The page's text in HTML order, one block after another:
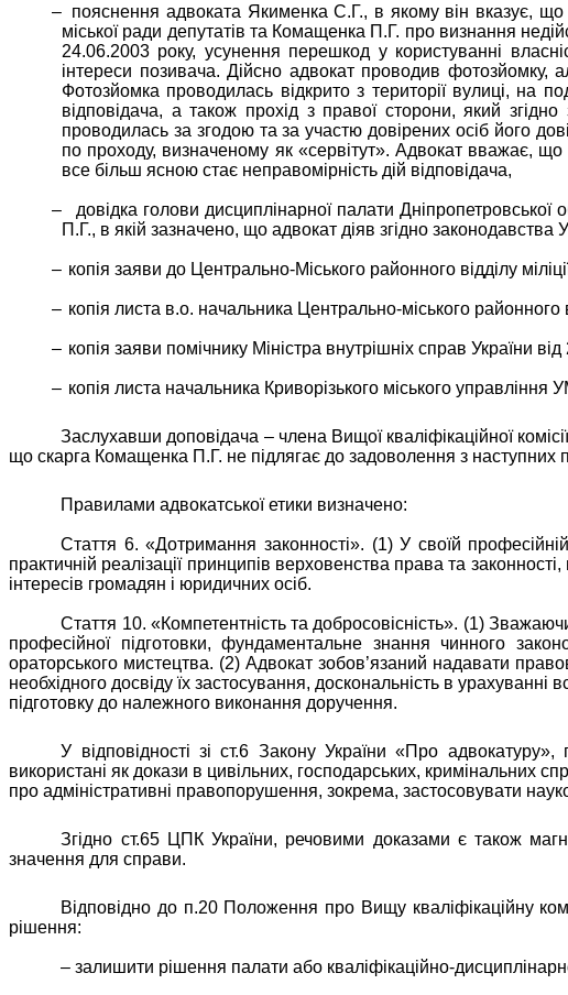
–
пояснення адвоката Якименка С.Г., в якому він вказує, що
міської ради депутатів та Комащенка П.Г. про визнання
24.06.2003 року, усунення перешкод у користуванні
інтереси позивача. Дійсно адвокат проводив фотозйомку,
Фотозйомка проводилась відкрито з території вулиці, на
відповідача, а також прохід з правої сторони, який
проводилась за згодою та за участю довірених осіб його
по проходу, визначеному як «сервітут». Адвокат вважає,
все більш ясною стає неправомірність дій відповідача,
–
довідка голови дисциплінарної палати
П.Г., в якій зазначено, що адвокат діяв згідно законодавства
– копія заяви до Центрально-Міського районного відділу
– копія листа в.о. начальника Центрально-міського районного
– копія заяви помічнику Міністра внутрішніх справ України
– копія листа начальника Криворізького міського
Заслухавши доповідача – члена Вищої кваліфікаційної
що скарга Комащенка П.Г. не підлягає до задоволення з наступних
Правилами адвокатської етики визначено:
Стаття 6. «Дотримання законності». (1) У своїй
практичній реалізації принципів верховенства права та
інтересів громадян і юридичних осіб.
Стаття 10. «Компетентність та добросовісність». (1)
професійної підготовки, фундаментальне знання чинного
ораторського мистецтва. (2) Адвокат зобов’язаний надавати
необхідного досвіду їх застосування, доскональність в
підготовку до належного виконання доручення.
У відповідності зі ст.6 Закону України «Про адвокатуру»,
використані як докази в цивільних, господарських, кримінальних
про адміністративні правопорушення, зокрема, застосовувати
Згідно ст.65 ЦПК України, речовими доказами є також
значення для справи.
Відповідно до п.20 Положення про Вищу кваліфікаційну
рішення:
– залишити рішення палати або кваліфікаційно-